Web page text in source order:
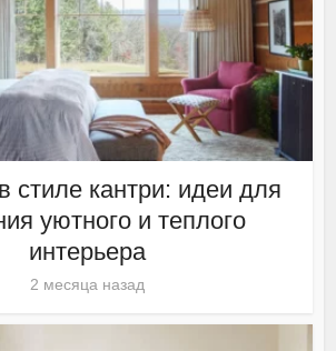
стиле кантри: идеи для
уютного и теплого
интерьера
2 месяца назад